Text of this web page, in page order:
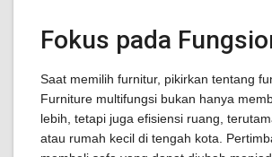
Fokus pada
Saat memilih furnitur, pikirkan tentang
Furniture multifungsi bukan hanya
lebih, tetapi juga efisiensi ruang,
atau rumah kecil di tengah kota.